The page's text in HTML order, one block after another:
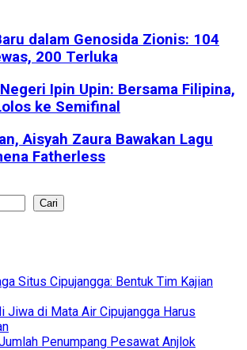
dalam Genosida Zionis: 104
200 Terluka
Ipin Upin: Bersama Filipina,
ke Semifinal
Aisyah Zaura Bawakan Lagu
Fatherless
Cari
Situs Cipujangga: Bentuk Tim Kajian
Jiwa di Mata Air Cipujangga Harus
Penumpang Pesawat Anjlok